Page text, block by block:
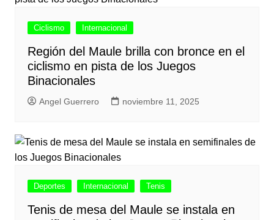
Ciclismo Internacional
Región del Maule brilla con bronce en el
ciclismo en pista de los Juegos
Binacionales
Angel Guerrero noviembre 11, 2025
Deportes Internacional Tenis
Tenis de mesa del Maule se instala en